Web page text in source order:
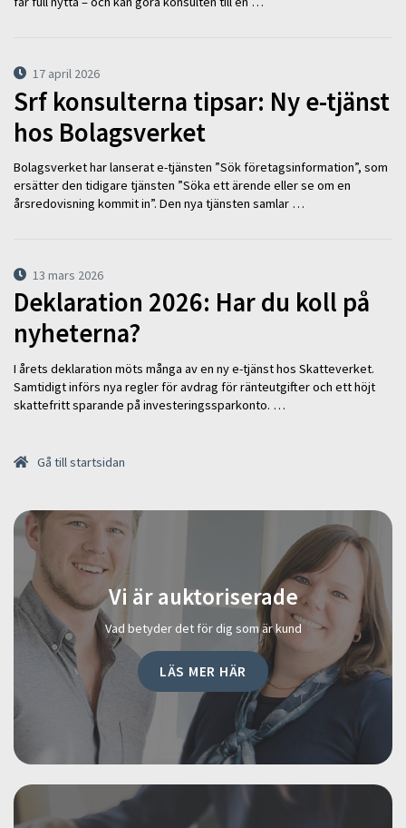
17 april 2026
Srf konsulterna tipsar: Ny e-tjänst
hos Bolagsverket
Bolagsverket har lanserat e-tjänsten ”Sök företagsinformation”, som
ersätter den tidigare tjänsten ”Söka ett ärende eller se om en
årsredovisning kommit in”. Den nya tjänsten samlar …
13 mars 2026
Deklaration 2026: Har du koll på
nyheterna?
I årets deklaration möts många av en ny e-tjänst hos Skatteverket.
Samtidigt införs nya regler för avdrag för ränteutgifter och ett höjt
skattefritt sparande på investeringssparkonto. …
Gå till startsidan
Vi är auktoriserade
Vad betyder det för dig som är kund
LÄS MER HÄR